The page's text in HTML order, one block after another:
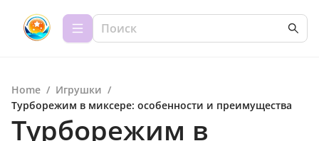
Home / Игрушки /
Турборежим в миксере: особенности и преимущества
Турборежим в